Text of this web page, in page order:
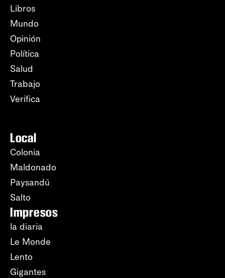
Libros
Mundo
Opinión
Política
Salud
Trabajo
Verifica
Local
Colonia
Maldonado
Paysandú
Salto
Impresos
la diaria
Le Monde
Lento
Gigantes